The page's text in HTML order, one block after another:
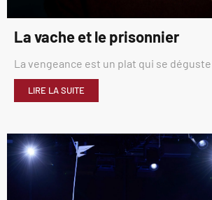
La vache et le prisonnier
La vengeance est un plat qui se
LIRE LA SUITE